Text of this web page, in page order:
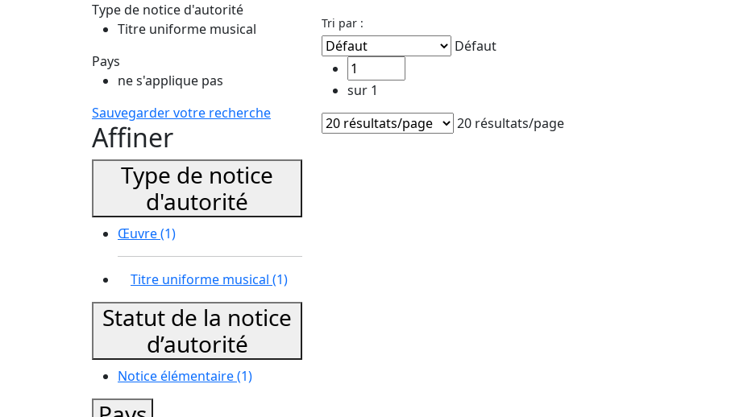
Type de notice d'autorité
Titre uniforme musical
Pays
ne s'applique pas
Sauvegarder votre recherche
Affiner
Type de notice
d'autorité
Œuvre(1)
Titre uniforme musical (1)
Statut de la notice
d’autorité
Notice élémentaire(1)
Tri par :
Défaut
sur 1
20 résultats/page